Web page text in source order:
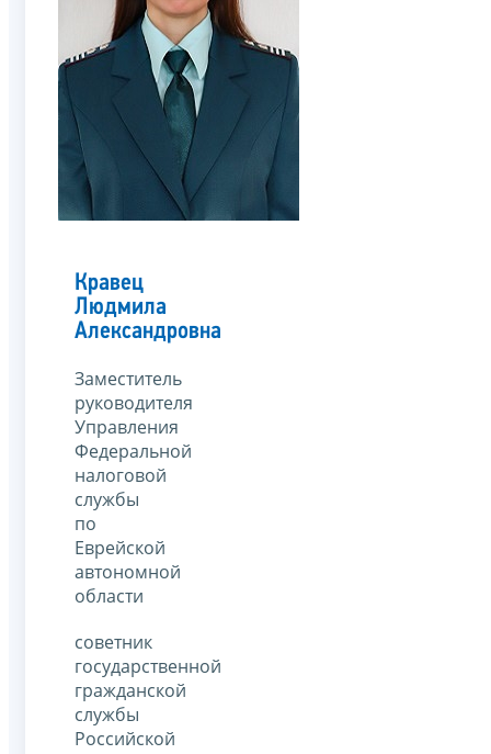
Кравец
Людмила
Александровна
Заместитель
руководителя
Управления
Федеральной
налоговой
службы
по
Еврейской
автономной
области
советник
государственной
гражданской
службы
Российской